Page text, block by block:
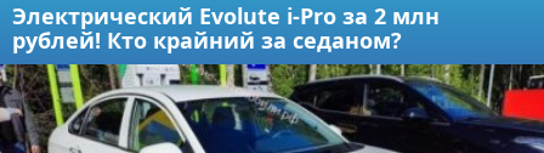
Электрический Evolute i-Pro за 2 млн
рублей! Кто крайний за седаном?